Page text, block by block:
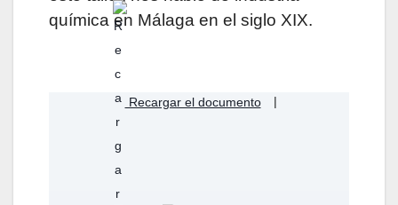
química en Málaga en el siglo XIX.
Recargar el documento |